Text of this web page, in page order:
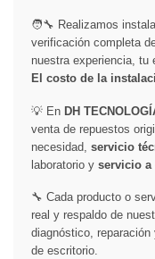
🧑‍🔧 Realizamos
verificación completa
nuestra experiencia, tu
El costo de la
💡 En DH
venta de repuestos
necesidad, servicio
laboratorio y servicio
🔧 Cada producto o
real y respaldo de
diagnóstico,
de escritorio.